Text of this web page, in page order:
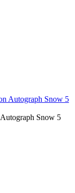
Snow 5